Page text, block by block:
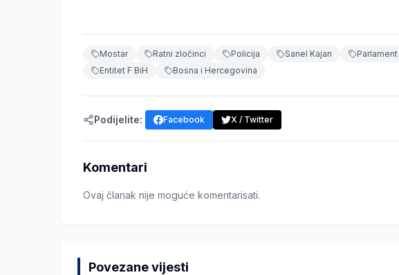
Mostar Ratni zločinci Policija Sanel Kajan Parlament
Entitet F BiH
Bosna i Hercegovina
Podijelite: Facebook X / Twitter
Komentari
Ovaj članak nije moguće komentarisati.
Povezane vijesti